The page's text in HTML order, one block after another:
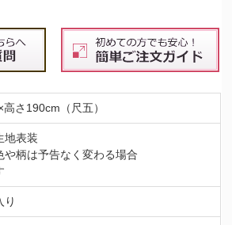
さ190cm（尺五）
地表装
柄は予告なく変わる場合
り